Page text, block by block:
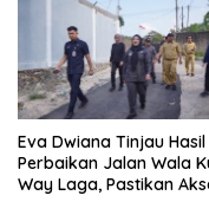
Eva Dwiana Tinjau Hasil
Perbaikan Jalan Wala
Way Laga, Pastikan